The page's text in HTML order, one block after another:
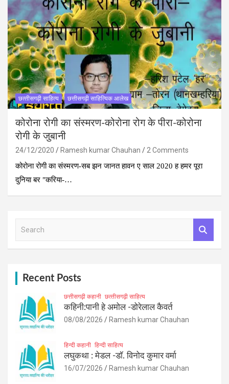
छत्‍तीसगढ़ी साहित्‍य छत्तीसगढ़ी साहित्यिक आलेख
कोरोना रोगी का संस्‍मरण-कोरोना रोग के पीरा-कोरोना
रोगी के जुबानी
24/12/2020 Ramesh kumar Chauhan
2 Comments
कोरोना रोगी का संस्‍मरण-सब झन जानत हावन ए साल 2020 ह हमर पूरा
दुनिया बर "करिया-…
Recent Posts
छत्तीसगढ़ी कहानी छत्‍तीसगढ़ी साहित्‍य
कहिनी:पानी हे अमोल -डोरेलाल कैवर्त
08/08/2026 Ramesh kumar Chauhan
हिन्दी कहानी हिन्दी साहित्य
लघुकथा : मेडल -डॉ. विनोद कुमार वर्मा
16/07/2026 Ramesh kumar Chauhan